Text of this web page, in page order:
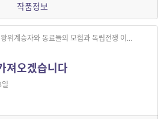
작품정보
위계승자와 동료들의 모험과 독립전쟁 이...
져오겠습니다